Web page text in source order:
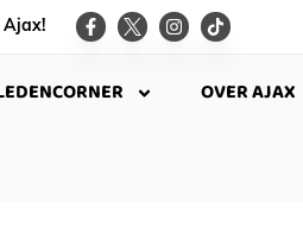
Ajax!
OVER AJAX